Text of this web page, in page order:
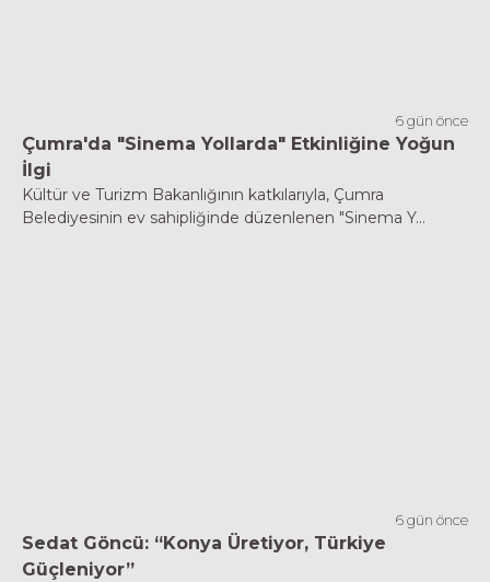
6 gün önce
Çumra'da "Sinema Yollarda" Etkinliğine Yoğun
İlgi
Kültür ve Turizm Bakanlığının katkılarıyla, Çumra
Belediyesinin ev sahipliğinde düzenlenen "Sinema Y...
6 gün önce
Sedat Göncü: “Konya Üretiyor, Türkiye
Güçleniyor”